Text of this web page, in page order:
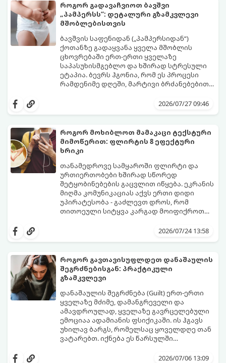
როგორ გადავაჩვიოთ ბავშვი
„პამპერსს“: დეტალური გზამკვლევი
მშობლებისთვის
ბავშვის საფენიდან („პამპერსიდან“)
ქოთანზე გადაყვანა ყველა მშობლის
ცხოვრებაში ერთ-ერთი ყველაზე
საპასუხისმგებლო და ხშირად სტრესული
ეტაპია. ბევრს ჰგონია, რომ ეს პროცესი
რამდენიმე დღეში, მარტივი ბრძანებებით
ფიზიოლოგიური და ფსიქოლოგიური
მოთმინებას მოითხოვს.
როგორ გახადოთ ეს პროცესი2026/07/27 09:46
როგორ მოხიბლოთ მამაკაცი ტექსტური
მიმოწერით: ფლირტის 8 ეფექტური
ხრიკი
თანამედროვე სამყაროში ფლირტი და
ურთიერთობები ხშირად სწორედ
შეტყობინებების გაცვლით იწყება. ეკრანის
მიღმა კომუნიკაციას აქვს ერთი დიდი
უპირატესობა - გაძლევთ დროს, რომ
თითოეული სიტყვა კარგად მოიფიქროთ
მოაცილოს და მოუთმენლად ელოდოს
წესი:
2026/07/24 13:58
როგორ გავთავისუფლდეთ დანაშაულის
შეგრძნებისგან: პრაქტიკული
გზამკვლევი
დანაშაულის შეგრძნება (Guilt) ერთ-ერთი
ყველაზე მძიმე, დამანგრეველი და
ამავდროულად, ყველაზე გავრცელებული
ემოციაა ადამიანის ფსიქიკაში. ის ჰგავს
უხილავ ბარგს, რომელსაც ყოველდღე თან
ვატარებთ. იქნება ეს წარსულში
ტკენა, ოჯახის წევრებისთვის
დანაშაულის გრძნობას აქვს თავისი
2026/07/06 13:09